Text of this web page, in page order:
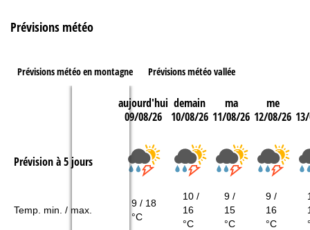
Prévisions météo
Prévisions météo en montagne Prévisions météo vallée
aujourd'hui
09/08/26
demain
10/08/26
ma
11/08/26
me
12/08/26
Prévision à 5 jours
Temp. min. / max.
9 / 18
°C
10 /
16
°C
9 /
15
°C
9 /
16
°C